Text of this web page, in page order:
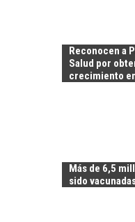
Reconocen a
Salud por
crecimiento
Más de 6,5
sido